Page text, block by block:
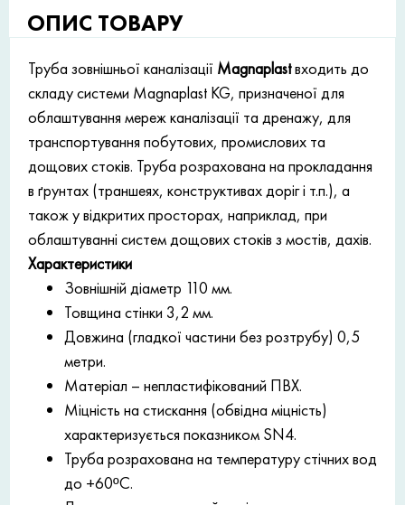
ОПИС ТОВАРУ
Труба зовнішньої каналізації Magnaplastвходить до
складу системи Magnaplast KG, призначеної для
облаштування мереж каналізації та дренажу, для
транспортування побутових, промислових та
дощових стоків. Труба розрахована на прокладання
в ґрунтах (траншеях, конструктивах доріг і т.п.), а
також у відкритих просторах, наприклад, при
облаштуванні систем дощових стоків з мостів, дахів.
Характеристики
Зовнішній діаметр 110 мм.
Товщина стінки 3,2 мм.
Довжина (гладкої частини без розтрубу) 0,5
метри.
Матеріал – непластифікований ПВХ.
Міцність на стискання (обвідна міцність)
характеризується показником SN4.
Труба розрахована на температуру стічних вод
до +60ºC.